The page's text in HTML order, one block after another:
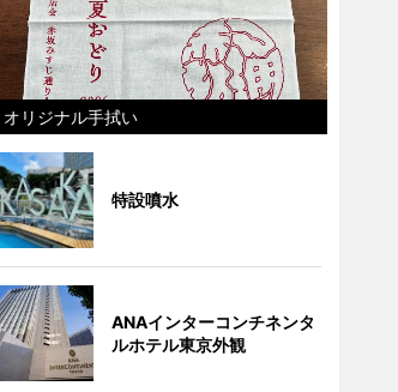
オリジナル手拭い
特設噴水
ANAインターコンチネンタ
ルホテル東京外観